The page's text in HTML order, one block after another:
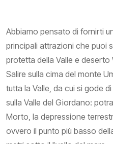
Abbiamo pensato di fornirti
principali attrazioni che puoi
protetta della Valle e deserto
Salire sulla cima del monte
tutta la Valle, da cui si gode
sulla Valle del Giordano:
Morto, la depressione
ovvero il punto più basso